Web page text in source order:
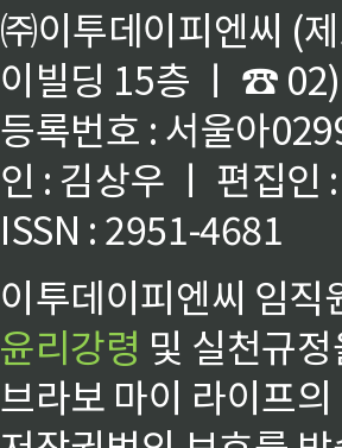
㈜이투데이피엔씨 (
이빌딩 15층 ㅣ ☎
등록번호 : 서울아
인 : 김상우 ㅣ 편집인
ISSN : 2951-4681
이투데이피엔씨 임
윤리강령 및 실천규
브라보 마이 라이프